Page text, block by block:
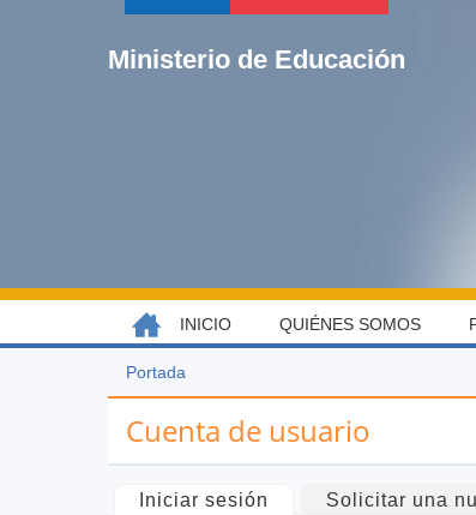
Ministerio de Educación
Usted
está
aquí
Portada
Back
topCuenta de usuario
Solapas
Iniciar sesión (solapa activa)
Solicitar una
Back
MENÚ
PRINCIPAL
INICIO QUIÉNES SOMOS